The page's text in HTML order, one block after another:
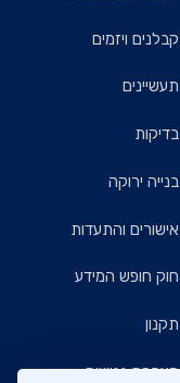
קבלנים ויזמים
תעשיינים
בדיקות
בנייה ירוקה
אישורים והתעדות
חוק חופש המידע
תקנון
הצהרת נגישות